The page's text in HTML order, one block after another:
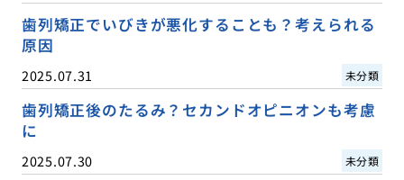
歯列矯正でいびきが悪化することも？考えられる
原因
2025.07.31 未分類
歯列矯正後のたるみ？セカンドオピニオンも考慮
に
2025.07.30 未分類